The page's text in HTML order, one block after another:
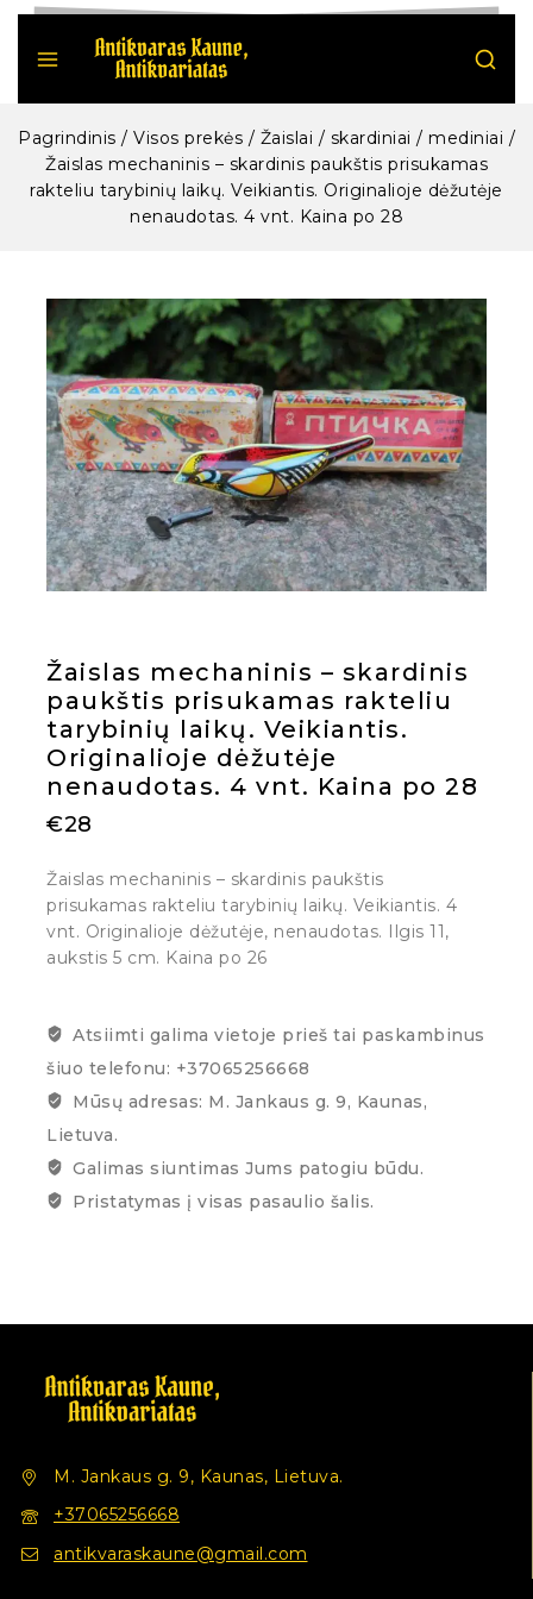
Pagrindinis / Visos prekės / Žaislai / skardiniai / mediniai /
Žaislas mechaninis – skardinis paukštis prisukamas
rakteliu tarybinių laikų. Veikiantis. Originalioje dėžutėje
nenaudotas. 4 vnt. Kaina po 28
Žaislas mechaninis – skardinis
paukštis prisukamas rakteliu
tarybinių laikų. Veikiantis.
Originalioje dėžutėje
nenaudotas. 4 vnt. Kaina po 28
€28
Žaislas mechaninis – skardinis paukštis
prisukamas rakteliu tarybinių laikų. Veikiantis. 4
vnt. Originalioje dėžutėje, nenaudotas. Ilgis 11,
aukstis 5 cm. Kaina po 26
Atsiimti galima vietoje prieš tai paskambinus
šiuo telefonu: +37065256668
Mūsų adresas: M. Jankaus g. 9, Kaunas,
Lietuva.
Galimas siuntimas Jums patogiu būdu.
Pristatymas į visas pasaulio šalis.
M. Jankaus g. 9, Kaunas, Lietuva.
+37065256668
antikvaraskaune@gmail.com